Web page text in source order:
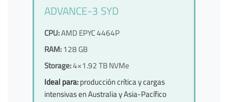
ADVANCE-3 SYD
CPU:AMD EPYC 4464P
RAM:128 GB
Storage:4×1.92 TB NVMe
Ideal para:producción crítica y cargas
intensivas en Australia y Asia-Pacífico